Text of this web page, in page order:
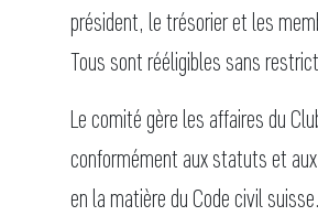
président, le trésorier et les
Tous sont rééligibles sans
Le comité gère les affaires du
conformément aux statuts et
en la matière du Code civil